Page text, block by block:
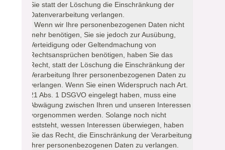
Sie statt der Löschung die Einschränkung der
Datenverarbeitung verlangen.
- Wenn wir Ihre personenbezogenen Daten nicht
mehr benötigen, Sie sie jedoch zur Ausübung,
Verteidigung oder Geltendmachung von
Rechtsansprüchen benötigen, haben Sie das
Recht, statt der Löschung die Einschränkung der
Verarbeitung Ihrer personenbezogenen Daten zu
verlangen. Wenn Sie einen Widerspruch nach Art.
21 Abs. 1 DSGVO eingelegt haben, muss eine
Abwägung zwischen Ihren und unseren Interessen
vorgenommen werden. Solange noch nicht
feststeht, wessen Interessen überwiegen, haben
Sie das Recht, die Einschränkung der Verarbeitung
Ihrer personenbezogenen Daten zu verlangen.